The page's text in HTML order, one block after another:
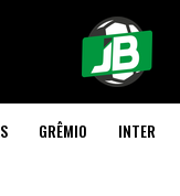
GRÊMIO INTER